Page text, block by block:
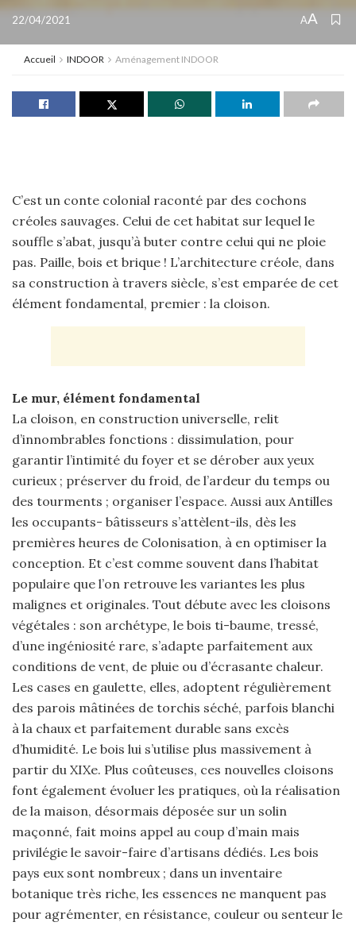
22/04/2021 AA
Accueil INDOOR Aménagement INDOOR
C’est un conte colonial raconté par des cochons
créoles sauvages. Celui de cet habitat sur lequel le
souffle s’abat, jusqu’à buter contre celui qui ne ploie
pas. Paille, bois et brique ! L’architecture créole, dans
sa construction à travers siècle, s’est emparée de cet
élément fondamental, premier : la cloison.
Le mur, élément fondamental
La cloison, en construction universelle, relit
d’innombrables fonctions : dissimulation, pour
garantir l’intimité du foyer et se dérober aux yeux
curieux ; préserver du froid, de l’ardeur du temps ou
des tourments ; organiser l’espace. Aussi aux Antilles
les occupants- bâtisseurs s’attèlent-ils, dès les
premières heures de Colonisation, à en optimiser la
conception. Et c’est comme souvent dans l’habitat
populaire que l’on retrouve les variantes les plus
malignes et originales. Tout débute avec les cloisons
végétales : son archétype, le bois ti-baume, tressé,
d’une ingéniosité rare, s’adapte parfaitement aux
conditions de vent, de pluie ou d’écrasante chaleur.
Les cases en gaulette, elles, adoptent régulièrement
des parois mâtinées de torchis séché, parfois blanchi
à la chaux et parfaitement durable sans excès
d’humidité. Le bois lui s’utilise plus massivement à
partir du XIXe. Plus coûteuses, ces nouvelles cloisons
font également évoluer les pratiques, où la réalisation
de la maison, désormais déposée sur un solin
maçonné, fait moins appel au coup d’main mais
privilégie le savoir-faire d’artisans dédiés. Les bois
pays eux sont nombreux ; dans un inventaire
botanique très riche, les essences ne manquent pas
pour agrémenter, en résistance, couleur ou senteur le